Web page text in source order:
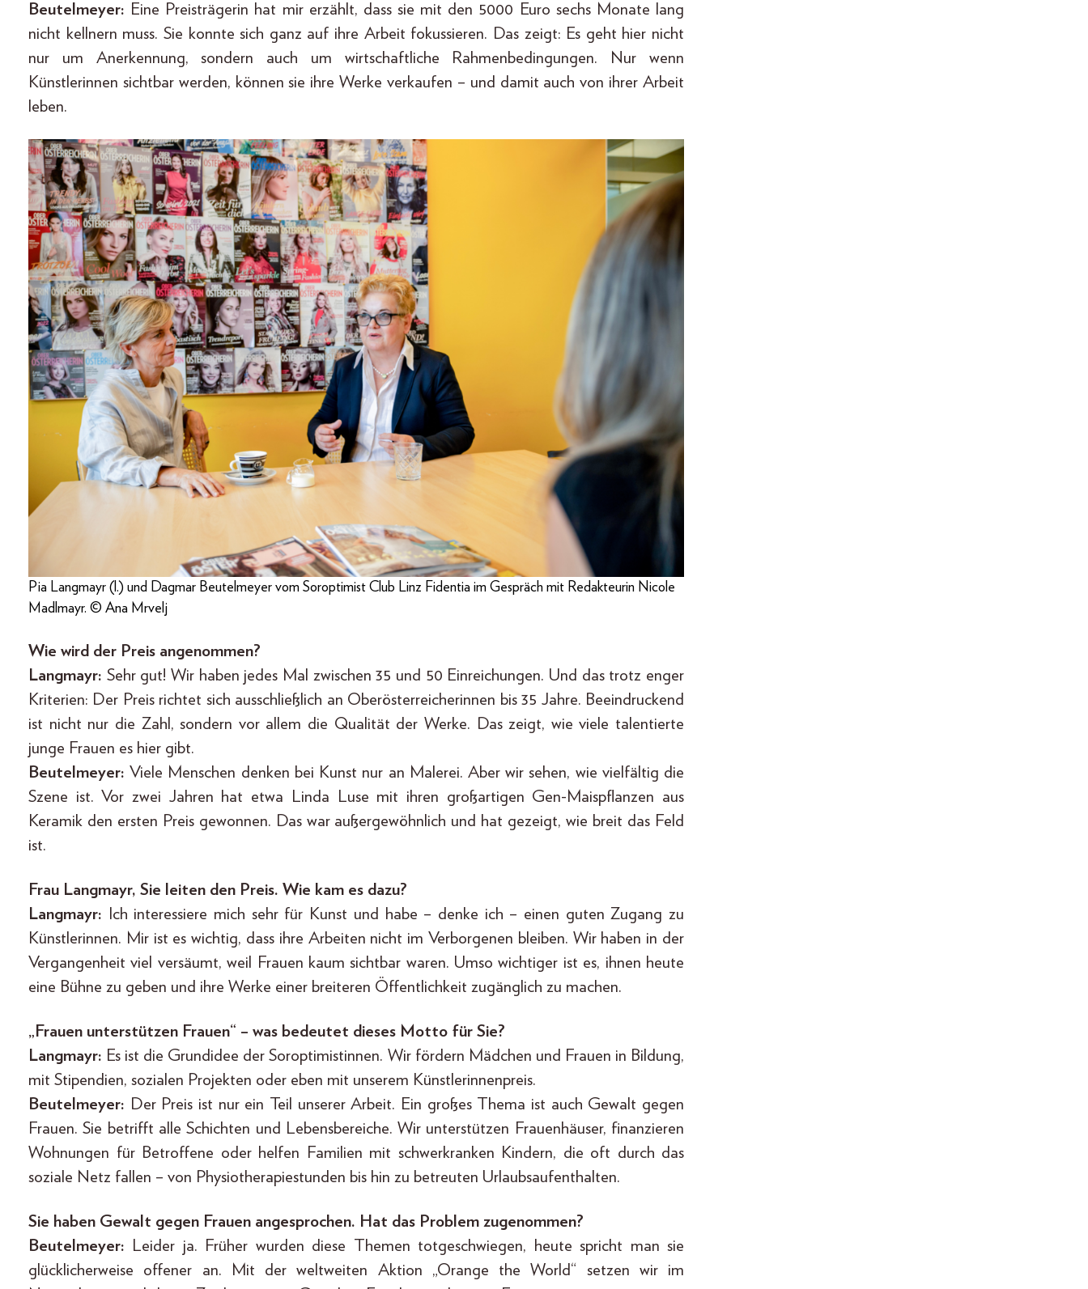
Beutelmeyer: Eine Preisträgerin hat mir erzählt, dass sie mit den 5000 Euro sechs Monate lang
nicht kellnern muss. Sie konnte sich ganz auf ihre Arbeit fokussieren. Das zeigt: Es geht hier nicht
nur um Anerkennung, sondern auch um wirtschaftliche Rahmenbedingungen. Nur wenn
Künstlerinnen sichtbar werden, können sie ihre Werke verkaufen – und damit auch von ihrer Arbeit
leben.
Pia Langmayr (l.) und Dagmar Beutelmeyer vom Soroptimist Club Linz Fidentia im Gespräch mit Redakteurin Nicole
Madlmayr. © Ana Mrvelj
Wie wird der Preis angenommen?
Langmayr: Sehr gut! Wir haben jedes Mal zwischen 35 und 50 Einreichungen. Und das trotz enger
Kriterien: Der Preis richtet sich ausschließlich an Oberösterreicherinnen bis 35 Jahre. Beeindruckend
ist nicht nur die Zahl, sondern vor allem die Qualität der Werke. Das zeigt, wie viele talentierte
junge Frauen es hier gibt.
Beutelmeyer: Viele Menschen denken bei Kunst nur an Malerei. Aber wir sehen, wie vielfältig die
Szene ist. Vor zwei Jahren hat etwa Linda Luse mit ihren großartigen Gen-Maispflanzen aus
Keramik den ersten Preis gewonnen. Das war außergewöhnlich und hat gezeigt, wie breit das Feld
ist.
Frau Langmayr, Sie leiten den Preis. Wie kam es dazu?
Langmayr: Ich interessiere mich sehr für Kunst und habe – denke ich – einen guten Zugang zu
Künstlerinnen. Mir ist es wichtig, dass ihre Arbeiten nicht im Verborgenen bleiben. Wir haben in der
Vergangenheit viel versäumt, weil Frauen kaum sichtbar waren. Umso wichtiger ist es, ihnen heute
eine Bühne zu geben und ihre Werke einer breiteren Öffentlichkeit zugänglich zu machen.
„Frauen unterstützen Frauen“ – was bedeutet dieses Motto für Sie?
Langmayr: Es ist die Grundidee der Soroptimistinnen. Wir fördern Mädchen und Frauen in Bildung,
mit Stipendien, sozialen Projekten oder eben mit unserem Künstlerinnenpreis.
Beutelmeyer: Der Preis ist nur ein Teil unserer Arbeit. Ein großes Thema ist auch Gewalt gegen
Frauen. Sie betrifft alle Schichten und Lebensbereiche. Wir unterstützen Frauenhäuser, finanzieren
Wohnungen für Betroffene oder helfen Familien mit schwerkranken Kindern, die oft durch das
soziale Netz fallen – von Physiotherapiestunden bis hin zu betreuten Urlaubsaufenthalten.
Sie haben Gewalt gegen Frauen angesprochen. Hat das Problem zugenommen?
Beutelmeyer: Leider ja. Früher wurden diese Themen totgeschwiegen, heute spricht man sie
glücklicherweise offener an. Mit der weltweiten Aktion „Orange the World“ setzen wir im